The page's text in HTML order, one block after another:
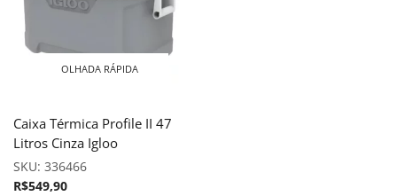
OLHADA RÁPIDA
Caixa Térmica Profile II 47
Litros Cinza Igloo
SKU: 336466
R$549,90